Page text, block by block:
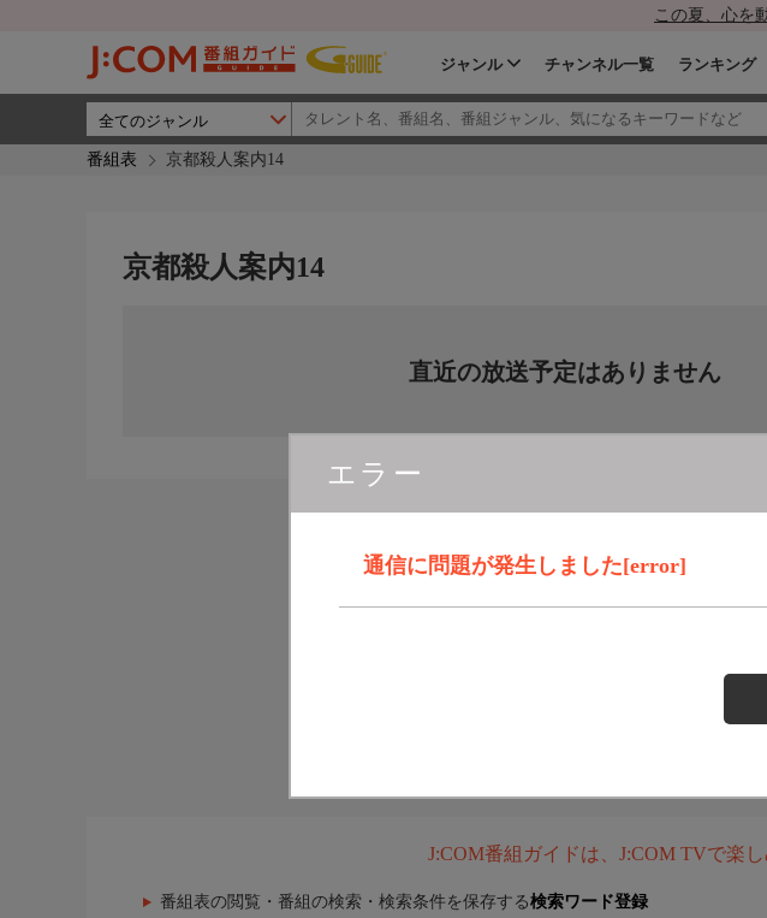
この夏、心を
ジャンル チャンネル一覧 ランキング
番組表 京都殺人案内14
エラー
通信に問題が発生しました[error]
京都殺人案内14
直近の放送予定はありません
J:COM番組ガイドは、J:COM TVで楽
番組表の閲覧・番組の検索・検索条件を保存する検索ワード登録